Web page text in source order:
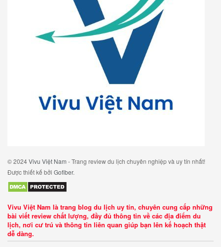
© 2024Vivu Việt Nam - Trang review du lịch chuyên nghiệp và uy tín nhất!
Được thiết kế bởi Gofiber.
Vivu Việt Nam là trang blog du lịch uy tín, chuyên cung cấp những
bài viết review chất lượng, đầy đủ thông tin về các địa điểm du
lịch, nơi cư trú và thông tin liên quan giúp bạn lên kế hoạch thật
dễ dàng.